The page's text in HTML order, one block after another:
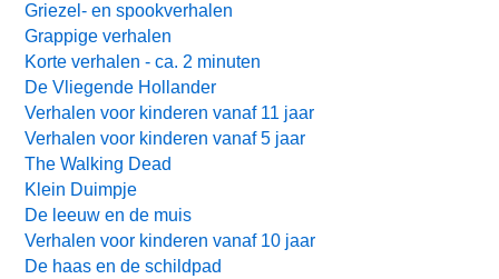
Griezel- en spookverhalen
Grappige verhalen
Korte verhalen - ca. 2 minuten
De Vliegende Hollander
Verhalen voor kinderen vanaf 11 jaar
Verhalen voor kinderen vanaf 5 jaar
The Walking Dead
Klein Duimpje
De leeuw en de muis
Verhalen voor kinderen vanaf 10 jaar
De haas en de schildpad